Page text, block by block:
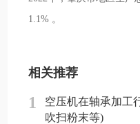
1.1% 。
相关推荐
1
空压机在轴承加工
吹扫粉末等)